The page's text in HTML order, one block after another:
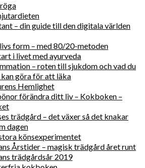
– din guide till den digitala världen
form – med 80/20-metoden
i livet med ayurveda
– roten till sjukdom och vad du
göra för att läka
Hemlighet
förändra ditt liv – Kokboken –
trädgård – det växer så det knakar
dagen
könsexperimentet
Årstider – magisk trädgård året runt
trädgårdsår 2019